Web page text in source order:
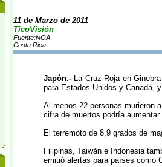
11 de Marzo de 2011
TicoVisión
Fuente:NOA
Costa Rica
Japón.- La Cruz Roja en
para Estados Unidos y Canadá,
Al menos 22 personas murieron
cifra de muertos podría
El terremoto de 8,9 grados de
Filipinas, Taiwán e Indonesia
emitió alertas para países como